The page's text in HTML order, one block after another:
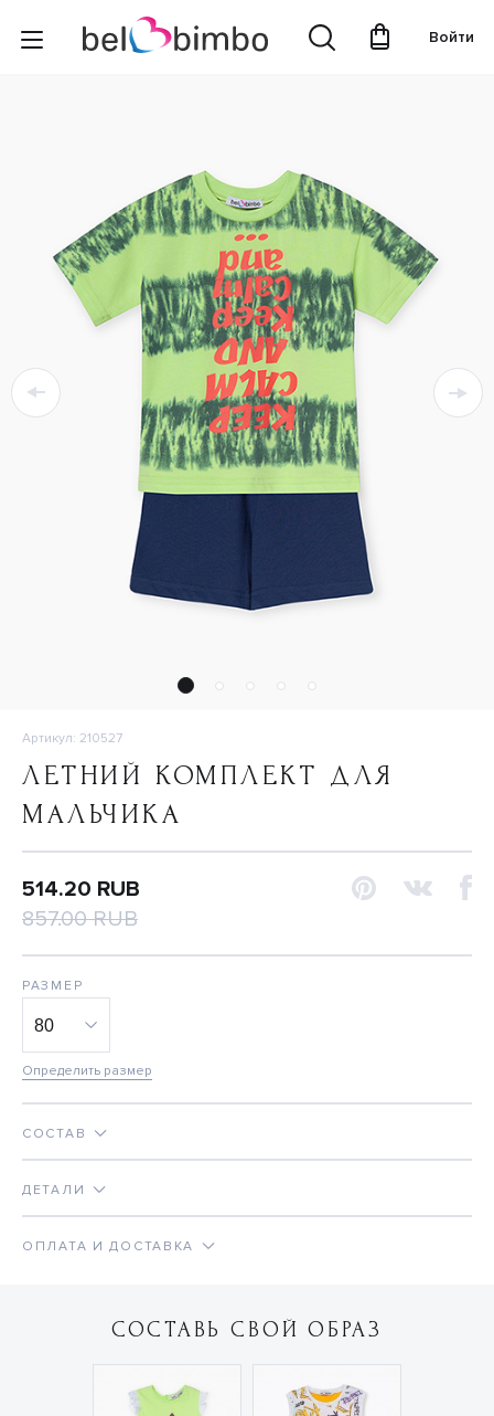
Войти
Артикул: 210527
ЛЕТНИЙ КОМПЛЕКТ ДЛЯ
МАЛЬЧИКА
514.20 RUB
857.00 RUB
РАЗМЕР
Определить размер
СОСТАВ
ДЕТАЛИ
ОПЛАТА И ДОСТАВКА
СОСТАВЬ СВОЙ ОБРАЗ